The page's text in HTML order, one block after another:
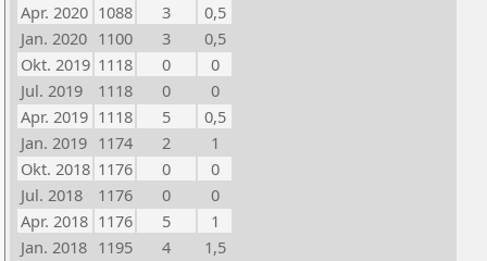
Apr. 2020 1088 3
0,5
Jan. 2020 1100 3
0,5
Okt. 2019 1118 0
0
Jul. 2019
1118 0
0
Apr. 2019 1118 5
0,5
Jan. 2019 1174 2
1
Okt. 2018 1176 0
0
Jul. 2018
1176 0
0
Apr. 2018 1176 5
1
Jan. 2018 1195 4
1,5